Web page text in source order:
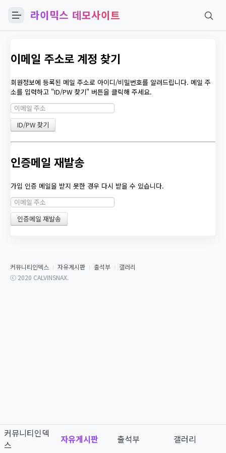
라이믹스 데모사이트
이메일 주소로 계정 찾기
회원정보에 등록된 메일 주소로 아이디/비밀번호를 알려드립니다. 메일 주
소를 입력하고 "ID/PW 찾기" 버튼을 클릭해 주세요.
인증메일 재발송
가입 인증 메일을 받지 못한 경우 다시 받을 수 있습니다.
커뮤니티인덱스 자유게시판 출석부
갤러리
ⓒ 2020 CALVINSNAX.
커뮤니티인덱
스
자유게시판 출석부 갤러리